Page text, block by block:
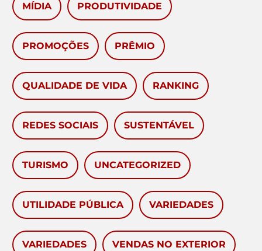
MÍDIA PRODUTIVIDADE
PROMOÇÕES PRÊMIO
QUALIDADE DE VIDA RANKING
REDES SOCIAIS SUSTENTÁVEL
TURISMO UNCATEGORIZED
UTILIDADE PÚBLICA VARIEDADES
VARIEDADES VENDAS NO EXTERIOR